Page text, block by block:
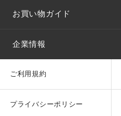
お買い物ガイド
企業情報
ご利用規約
プライバシーポリシー